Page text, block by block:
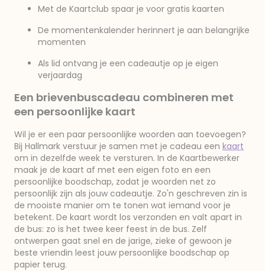
Met de Kaartclub spaar je voor gratis kaarten
De momentenkalender herinnert je aan belangrijke
momenten
Als lid ontvang je een cadeautje op je eigen
verjaardag
Een brievenbuscadeau combineren met
een persoonlijke kaart
Wil je er een paar persoonlijke woorden aan toevoegen?
Bij Hallmark verstuur je samen met je cadeau een kaart
om in dezelfde week te versturen. In de Kaartbewerker
maak je de kaart af met een eigen foto en een
persoonlijke boodschap, zodat je woorden net zo
persoonlijk zijn als jouw cadeautje. Zo'n geschreven zin is
de mooiste manier om te tonen wat iemand voor je
betekent. De kaart wordt los verzonden en valt apart in
de bus: zo is het twee keer feest in de bus. Zelf
ontwerpen gaat snel en de jarige, zieke of gewoon je
beste vriendin leest jouw persoonlijke boodschap op
papier terug.